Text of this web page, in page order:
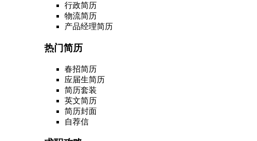
行政简历
物流简历
产品经理简历
热门简历
春招简历
应届生简历
简历套装
英文简历
简历封面
自荐信